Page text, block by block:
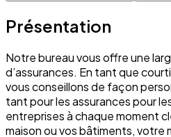
Présentation
Notre bureau vous offre une
d’assurances. En tant que
vous conseillons de façon
tant pour les assurances pour
entreprises à chaque moment
maison ou vos bâtiments, votre